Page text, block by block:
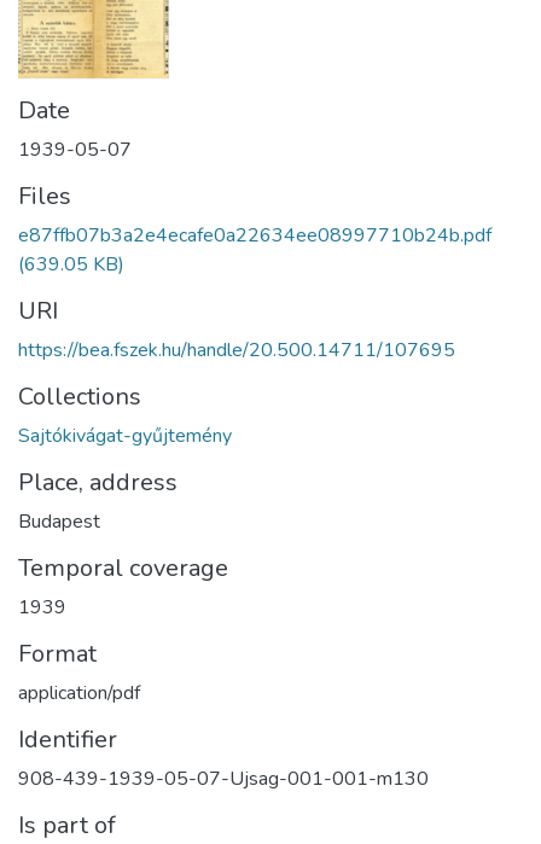
Date
1939-05-07
Files
e87ffb07b3a2e4ecafe0a22634ee08997710b24b.pdf
(639.05 KB)
URI
https://bea.fszek.hu/handle/20.500.14711/107695
Collections
Sajtókivágat-gyűjtemény
Place, address
Budapest
Temporal coverage
1939
Format
application/pdf
Identifier
908-439-1939-05-07-Ujsag-001-001-m130
Is part of